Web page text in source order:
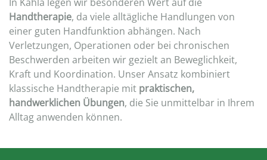
Handtherapie, da viele alltägliche Handlungen von
einer guten Handfunktion abhängen. Nach
Verletzungen, Operationen oder bei chronischen
Beschwerden arbeiten wir gezielt an Beweglichkeit,
Kraft und Koordination. Unser Ansatz kombiniert
klassische Handtherapie mit praktischen,
handwerklichen Übungen, die Sie unmittelbar in Ihrem
Alltag anwenden können.